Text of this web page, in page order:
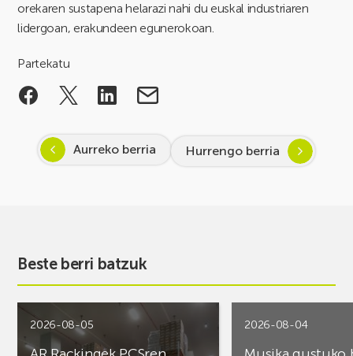
orekaren sustapena helarazi nahi du euskal industriaren
lidergoan, erakundeen egunerokoan.
Partekatu
Aurreko berria Hurrengo berria
Beste berri batzuk
2026-08-05 2026-08-04